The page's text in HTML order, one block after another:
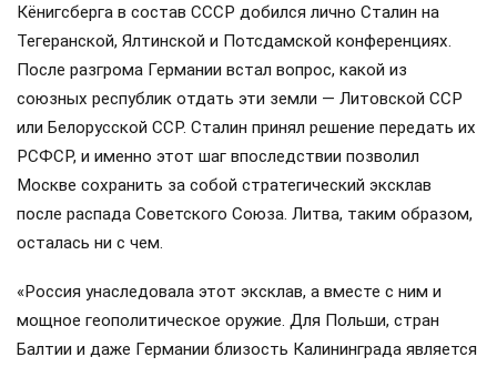
Кёнигсберга в состав СССР добился лично Сталин на
Тегеранской, Ялтинской и Потсдамской конференциях.
После разгрома Германии встал вопрос, какой из
союзных республик отдать эти земли — Литовской ССР
или Белорусской ССР. Сталин принял решение передать их
РСФСР, и именно этот шаг впоследствии позволил
Москве сохранить за собой стратегический эксклав
после распада Советского Союза. Литва, таким образом,
осталась ни с чем.
«Россия унаследовала этот эксклав, а вместе с ним и
мощное геополитическое оружие. Для Польши, стран
Балтии и даже Германии близость Калининграда является